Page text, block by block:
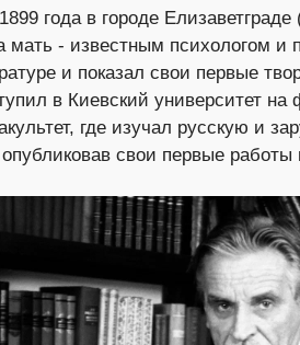
года в городе Елизаветграде
- известным психологом и
и показал свои первые
в Киевский университет на
где изучал русскую и
свои первые